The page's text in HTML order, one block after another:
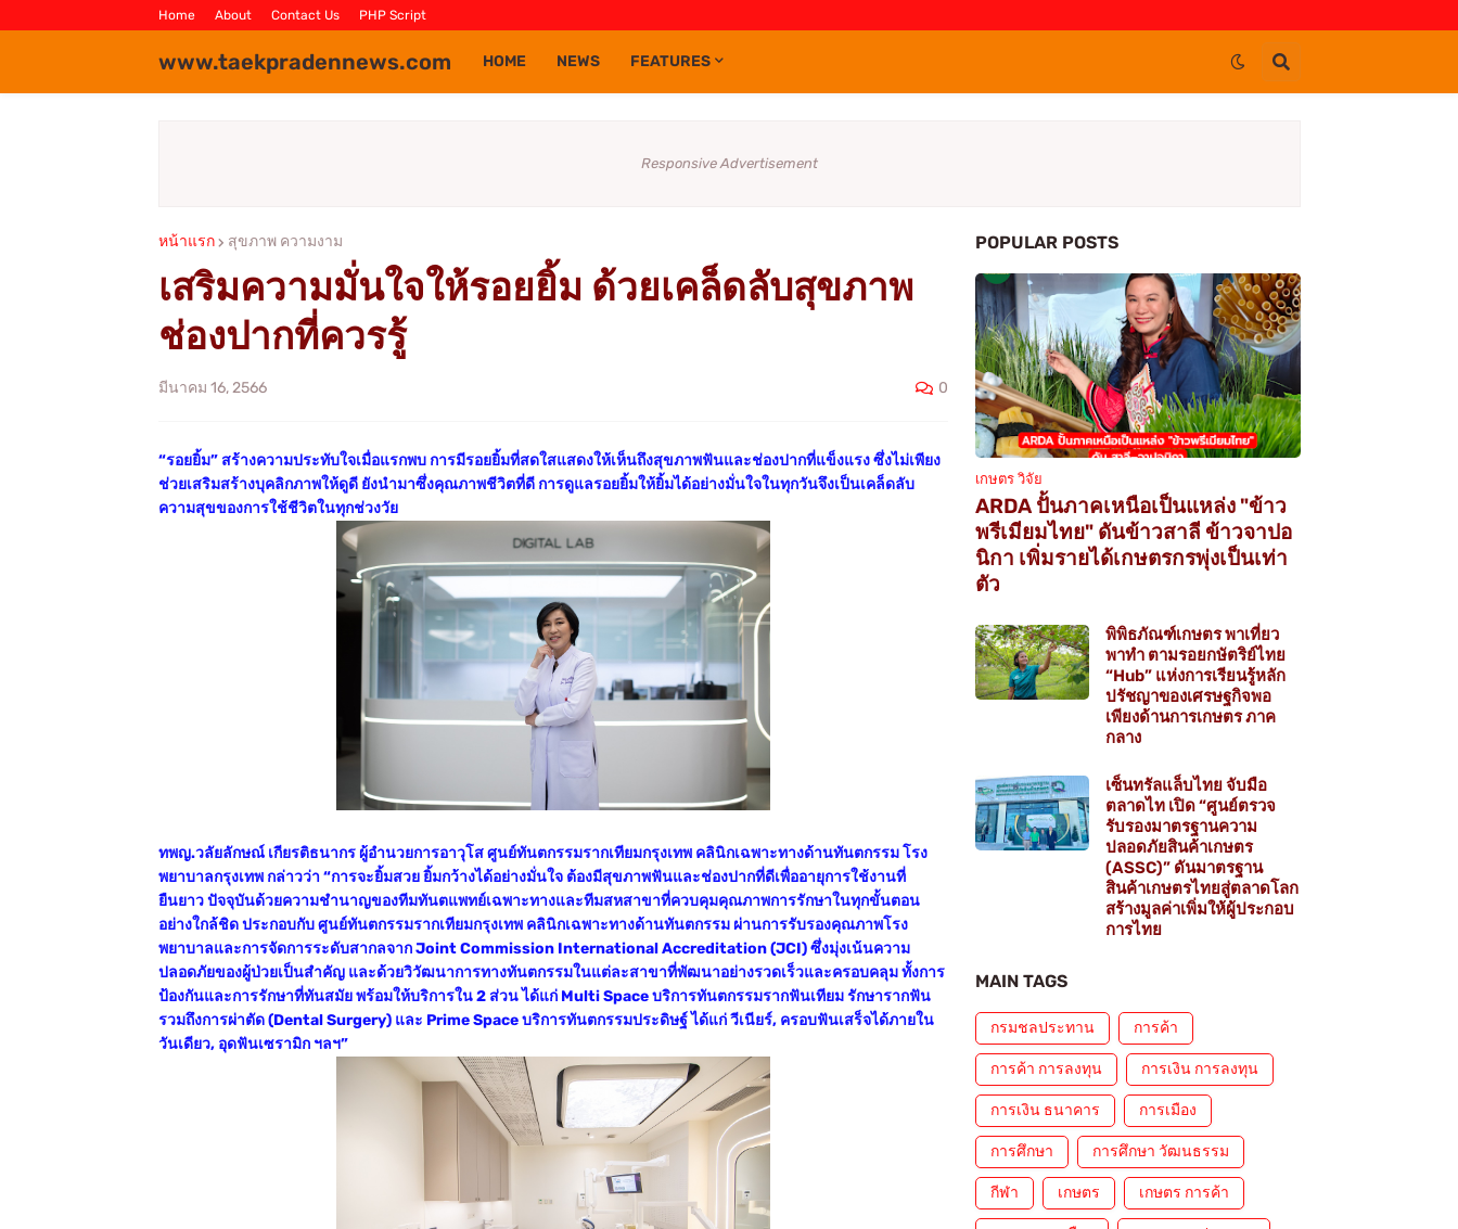
Home About Contact Us PHP Script
www.taekpradennews.com HOME NEWS FEATURES
Responsive Advertisement
หน้าแรก สุขภาพ ความงาม
เสริมความมั่นใจให้รอยยิ้ม ด้วยเคล็ดลับสุขภาพ
ช่องปากที่ควรรู้
มีนาคม 16, 2566 0
“รอยยิ้ม” สร้างความประทับใจเมื่อแรกพบ การมีรอยยิ้มที่สดใสแสดงให้เห็นถึงสุขภาพฟันและช่องปากที่แข็งแรง ซึ่งไม่เพียง
ช่วยเสริมสร้างบุคลิกภาพให้ดูดี ยังนำมาซึ่งคุณภาพชีวิตที่ดี การดูแลรอยยิ้มให้ยิ้มได้อย่างมั่นใจในทุกวันจึงเป็นเคล็ดลับ
ความสุขของการใช้ชีวิตในทุกช่วงวัย
ทพญ.วลัยลักษณ์ เกียรติธนากร ผู้อำนวยการอาวุโส ศูนย์ทันตกรรมรากเทียมกรุงเทพ คลินิกเฉพาะทางด้านทันตกรรม โรง
พยาบาลกรุงเทพ กล่าวว่า “การจะยิ้มสวย ยิ้มกว้างได้อย่างมั่นใจ ต้องมีสุขภาพฟันและช่องปากที่ดีเพื่ออายุการใช้งานที่
ยืนยาว ปัจจุบันด้วยความชำนาญของทีมทันตแพทย์เฉพาะทางและทีมสหสาขาที่ควบคุมคุณภาพการรักษาในทุกขั้นตอน
อย่างใกล้ชิด ประกอบกับ ศูนย์ทันตกรรมรากเทียมกรุงเทพ คลินิกเฉพาะทางด้านทันตกรรม ผ่านการรับรองคุณภาพโรง
พยาบาลและการจัดการระดับสากลจาก Joint Commission International Accreditation (JCI) ซึ่งมุ่งเน้นความ
ปลอดภัยของผู้ป่วยเป็นสำคัญ และด้วยวิวัฒนาการทางทันตกรรมในแต่ละสาขาที่พัฒนาอย่างรวดเร็วและครอบคลุม ทั้งการ
ป้องกันและการรักษาที่ทันสมัย พร้อมให้บริการใน 2 ส่วน ได้แก่ Multi Space บริการทันตกรรมรากฟันเทียม รักษารากฟัน
รวมถึงการผ่าตัด (Dental Surgery) และ Prime Space บริการทันตกรรมประดิษฐ์ ได้แก่ วีเนียร์, ครอบฟันเสร็จได้ภายใน
วันเดียว, อุดฟันเซรามิก ฯลฯ”
POPULAR POSTS
เกษตร วิจัย
ARDA ปั้นภาคเหนือเป็นแหล่ง "ข้าว
พรีเมียมไทย" ดันข้าวสาลี ข้าวจาปอ
นิกา เพิ่มรายได้เกษตรกรพุ่งเป็นเท่า
ตัว
พิพิธภัณฑ์เกษตร พาเที่ยว
พาทำ ตามรอยกษัตริย์ไทย
“Hub” แห่งการเรียนรู้หลัก
ปรัชญาของเศรษฐกิจพอ
เพียงด้านการเกษตร ภาค
กลาง
เซ็นทรัลแล็บไทย จับมือ
ตลาดไท เปิด “ศูนย์ตรวจ
รับรองมาตรฐานความ
ปลอดภัยสินค้าเกษตร
(ASSC)” ดันมาตรฐาน
สินค้าเกษตรไทยสู่ตลาดโลก
สร้างมูลค่าเพิ่มให้ผู้ประกอบ
การไทย
MAIN TAGS
กรมชลประทาน การค้า
การค้า การลงทุน การเงิน การลงทุน
การเงิน ธนาคาร การเมือง
การศึกษา การศึกษา วัฒนธรรม
กีฬา เกษตร เกษตร การค้า